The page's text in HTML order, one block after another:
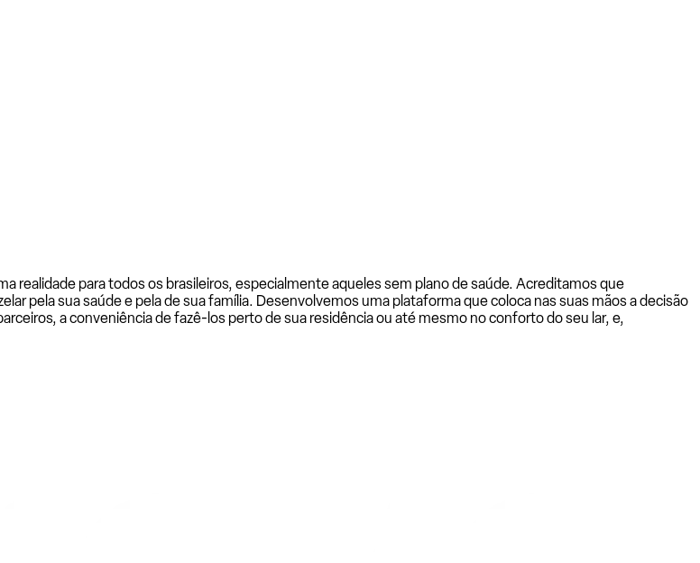
realidade para todos os brasileiros, especialmente aqueles sem plano de saúde. Acreditamos que
pela sua saúde e pela de sua família. Desenvolvemos uma plataforma que coloca nas suas mãos a decisão
a conveniência de fazê-los perto de sua residência ou até mesmo no conforto do seu lar, e,